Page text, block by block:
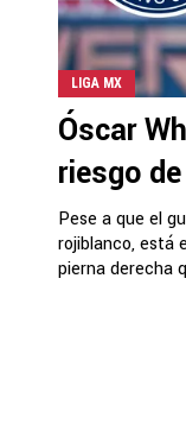
LIGA MX
Óscar
riesgo
Pese a que el
rojiblanco, está
pierna derecha